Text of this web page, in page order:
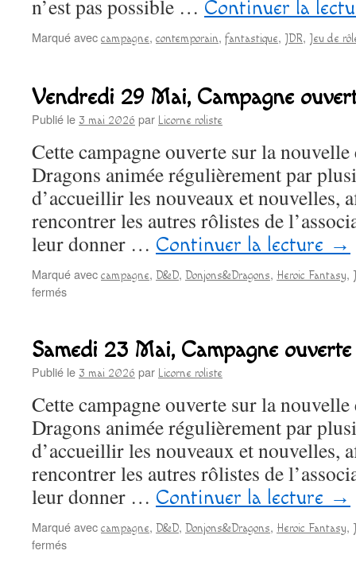
n’est pas possible … Continuer la
Marqué avec campagne, contemporain, fantastique, JDR, Jeu de
Vendredi 29 Mai, Campagne
Publié le 3 mai 2026 par Licorne roliste
Cette campagne ouverte sur la
Dragons animée régulièrement par
d’accueillir les nouveaux et nouvelles,
rencontrer les autres rôlistes de
leur donner … Continuer la lecture →
Marqué avec campagne, D&D, Donjons&Dragons, Heroic Fantasy,
ferméssur
Campagne
ouverte
Samedi 23 Mai, Campagne
Publié le 3 mai 2026 par Licorne roliste
Cette campagne ouverte sur la
Dragons animée régulièrement par
d’accueillir les nouveaux et nouvelles,
rencontrer les autres rôlistes de
leur donner … Continuer la lecture →
Marqué avec campagne, D&D, Donjons&Dragons, Heroic Fantasy,
ferméssur